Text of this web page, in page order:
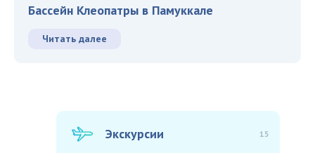
Бассейн Клеопатры в Памуккале
Читать далее
Экскурсии 15